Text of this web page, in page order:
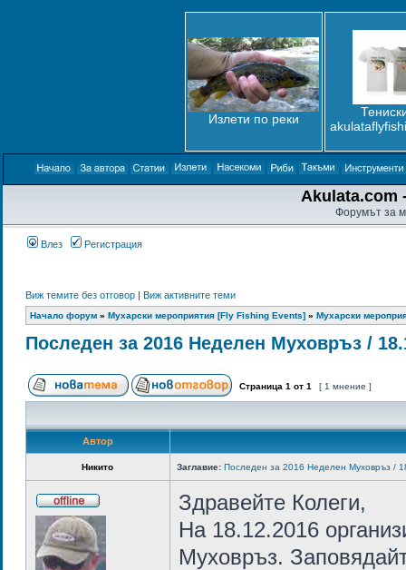
Излети по реки
Akulata.com
Форумът за
Влез Регистрация
Виж темите без отговор| Виж активните теми
Начало форум» Мухарски мероприятия [Fly Fishing Events]» Мухарски
Последен за 2016 Неделен Муховръз /
Страница 1 от 1 [ 1 мнение ]
Автор
Никито Заглавие: Последен за 2016 Неделен Муховръз /
Здравейте Колеги,
На 18.12.2016
Муховръз.